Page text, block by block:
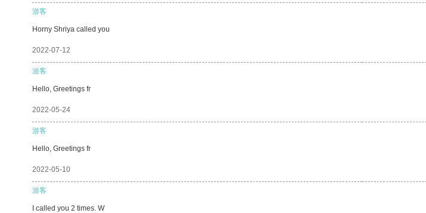
游客
Horny Shriya called you
2022-07-12
游客
Hello, Greetings fr
2022-05-24
游客
Hello, Greetings fr
2022-05-10
游客
I called you 2 times. W